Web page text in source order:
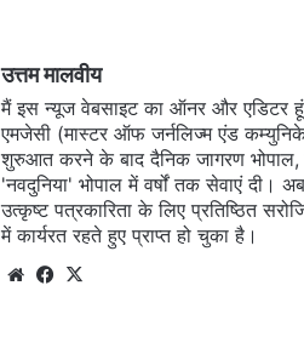
उत्तम मालवीय
मैं इस न्यूज वेबसाइट का ऑनर और एडिटर
एमजेसी (मास्टर ऑफ जर्नलिज्म एंड
शुरुआत करने के बाद दैनिक जागरण भोपाल,
'नवदुनिया' भोपाल में वर्षों तक सेवाएं
उत्कृष्ट पत्रकारिता के लिए प्रतिष्ठित
में कार्यरत रहते हुए प्राप्त हो चुका है।
WebsiteFacebook